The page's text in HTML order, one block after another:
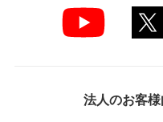
法人のお客